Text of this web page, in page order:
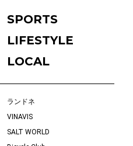
SPORTS
LIFESTYLE
LOCAL
ランドネ
VINAVIS
SALT WORLD